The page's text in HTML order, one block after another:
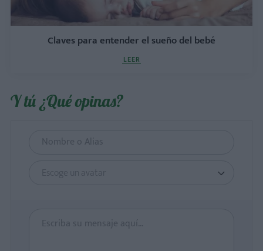
Claves para entender el sueño del bebé
LEER
Y tú ¿Qué opinas?
Escoge un avatar